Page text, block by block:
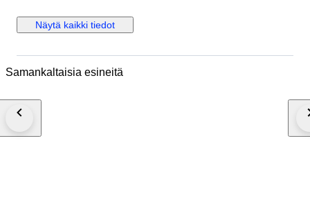
verzekerd verstuurd (DHL-express).
Näytä kaikki tiedot
Samankaltaisia esineitä